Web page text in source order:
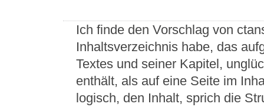
Ich finde den Vorschlag von
Inhaltsverzeichnis habe, das
Textes und seiner Kapitel,
enthält, als auf eine Seite im
logisch, den Inhalt, sprich die